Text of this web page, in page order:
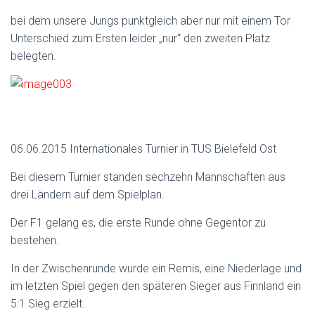
bei dem unsere Jungs punktgleich aber nur mit einem Tor
Unterschied zum Ersten leider „nur“ den zweiten Platz
belegten.
06.06.2015 Internationales Turnier in TUS Bielefeld Ost
Bei diesem Turnier standen sechzehn Mannschaften aus
drei Ländern auf dem Spielplan.
Der F1 gelang es, die erste Runde ohne Gegentor zu
bestehen.
In der Zwischenrunde wurde ein Remis, eine Niederlage und
im letzten Spiel gegen den späteren Sieger aus Finnland ein
5:1 Sieg erzielt.